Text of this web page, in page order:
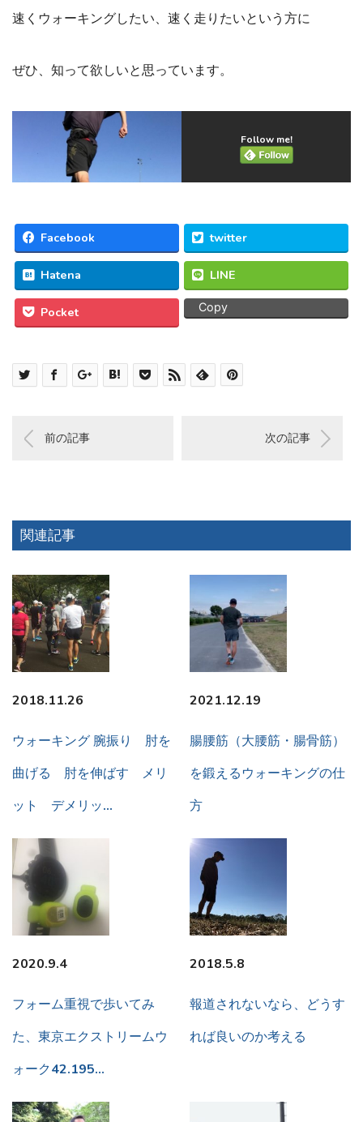
速くウォーキングしたい、速く走りたいという方に
ぜひ、知って欲しいと思っています。
Follow me!
Facebook twitter
Hatena LINE
Pocket Copy
前の記事 次の記事
関連記事
2018.11.26
ウォーキング 腕振り 肘を
曲げる 肘を伸ばす メリ
ット デメリッ…
2021.12.19
腸腰筋（大腰筋・腸骨筋）
を鍛えるウォーキングの仕
方
2020.9.4
フォーム重視で歩いてみ
た、東京エクストリームウ
ォーク42.195…
2018.5.8
報道されないなら、どうす
れば良いのか考える